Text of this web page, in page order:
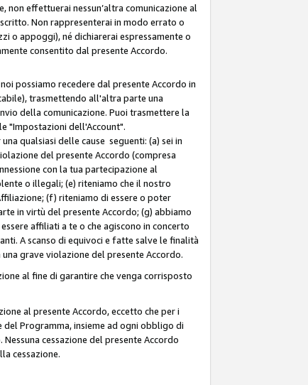
non effettuerai nessun’altra comunicazione al
Non rappresenterai in modo errato o
o appoggi), né dichiarerai espressamente o
consentito dal presente Accordo.
possiamo recedere dal presente Accordo in
trasmettendo all'altra parte una
della comunicazione. Puoi trasmettere la
"Impostazioni dell'Account".
qualsiasi delle cause seguenti: (a) sei in
del presente Accordo (compresa
con la tua partecipazione al
o illegali; (e) riteniamo che il nostro
(f) riteniamo di essere o poter
in virtù del presente Accordo; (g) abbiamo
affiliati a te o che agiscono in concerto
A scanso di equivoci e fatte salve le finalità
grave violazione del presente Accordo.
al fine di garantire che venga corrisposto
al presente Accordo, eccetto che per i
Programma, insieme ad ogni obbligo di
cessazione del presente Accordo
cessazione.